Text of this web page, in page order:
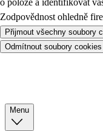
Zodpovědnost ohledně
Přijmout všechny soubory
Odmítnout soubory cookies
Menu